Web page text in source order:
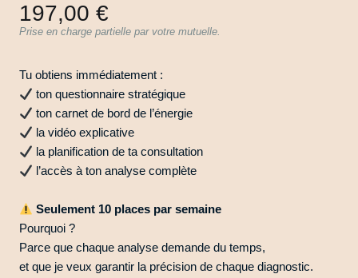
197,00 €
Prise en charge partielle par votre mutuelle.
Tu obtiens immédiatement :
ton questionnaire stratégique
ton carnet de bord de l’énergie
la vidéo explicative
la planification de ta consultation
l’accès à ton analyse complète
Seulement 10 places par semaine
Pourquoi ?
Parce que chaque analyse demande du temps,
et que je veux garantir la précision de chaque diagnostic.